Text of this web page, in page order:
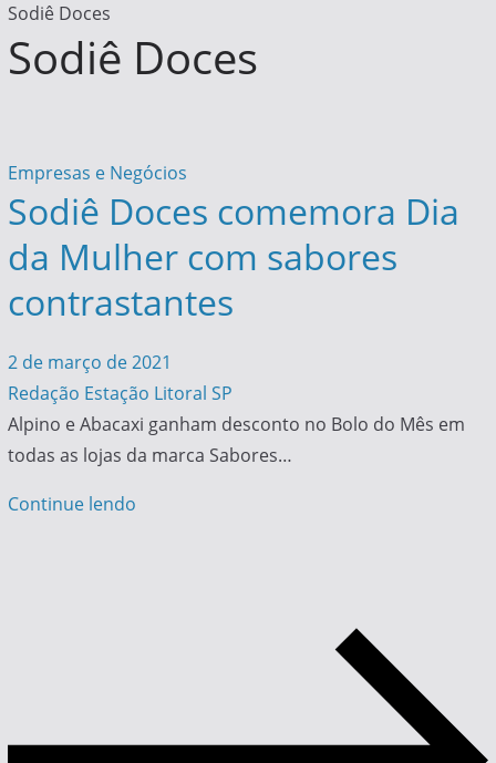
Sodiê Doces
Sodiê Doces
Empresas e Negócios
Sodiê Doces comemora Dia
da Mulher com sabores
contrastantes
2 de março de 2021
Redação Estação Litoral SP
Alpino e Abacaxi ganham desconto no Bolo do Mês em
todas as lojas da marca Sabores…
Continue lendo